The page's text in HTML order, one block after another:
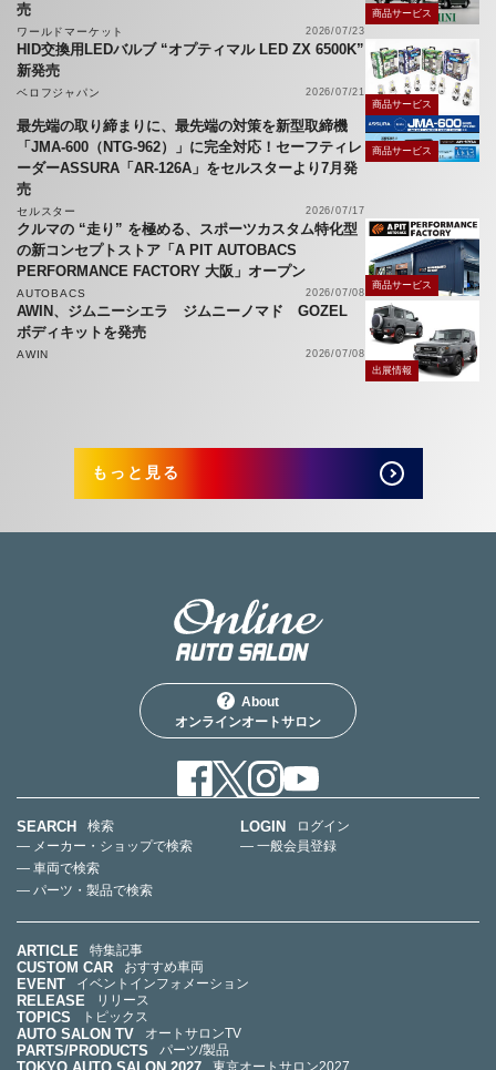
売
ワールドマーケット 2026/07/23
商品サービス
HID交換用LEDバルブ “オプティマル LED ZX 6500K”
新発売
ベロフジャパン
2026/07/21
商品サービス
最先端の取り締まりに、最先端の対策を新型取締機
「JMA-600（NTG-962）」に完全対応！セーフティレ
ーダーASSURA「AR-126A」をセルスターより7月発
売
セルスター 2026/07/17
商品サービス
クルマの “走り” を極める、スポーツカスタム特化型
の新コンセプトストア「A PIT AUTOBACS
PERFORMANCE FACTORY 大阪」オープン
AUTOBACS 2026/07/08
商品サービス
AWIN、ジムニーシエラ ジムニーノマド GOZEL
ボディキットを発売
AWIN
2026/07/08
出展情報
もっと見る
About
オンラインオートサロン
SEARCH
検索
— メーカー・ショップで検索
— 車両で検索
— パーツ・製品で検索
LOGIN
ログイン
— 一般会員登録
ARTICLE 特集記事
CUSTOM CAR おすすめ車両
EVENT イベントインフォメーション
RELEASE リリース
TOPICS トピックス
AUTO SALON TV オートサロンTV
PARTS/PRODUCTS パーツ/製品